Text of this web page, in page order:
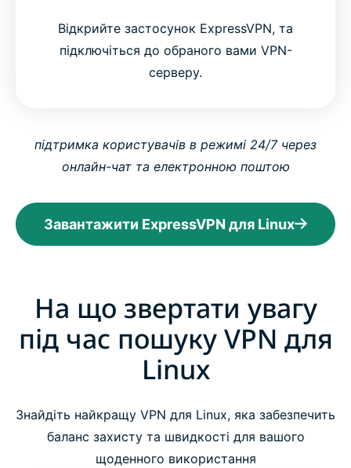
Відкрийте застосунок ExpressVPN, та
підключіться до обраного вами VPN-
серверу.
підтримка користувачів в режимі 24/7 через
онлайн-чат та електронною поштою
Завантажити ExpressVPN для Linux
На що звертати увагу
під час пошуку VPN для
Linux
Знайдіть найкращу VPN для Linux, яка забезпечить
баланс захисту та швидкості для вашого
щоденного використання